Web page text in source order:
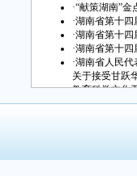
·“献策湖南”金
·湖南省第十四
·湖南省第十四
·湖南省第十四
·湖南省人民代
关于接受甘跃
教育科学文化
·湖南省人民代